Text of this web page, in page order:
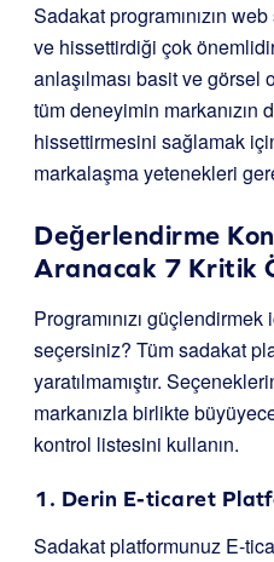
Sadakat programınızın
ve hissettirdiği çok
anlaşılması basit ve görsel
tüm deneyimin markanızın
hissettirmesini sağlamak
markalaşma yetenekleri
Değerlendirme
Aranacak 7 Kritik
Programınızı
seçersiniz? Tüm sadakat
yaratılmamıştır.
markanızla birlikte
kontrol listesini kullanın.
1. Derin E-ticaret
Sadakat platformunuz E-